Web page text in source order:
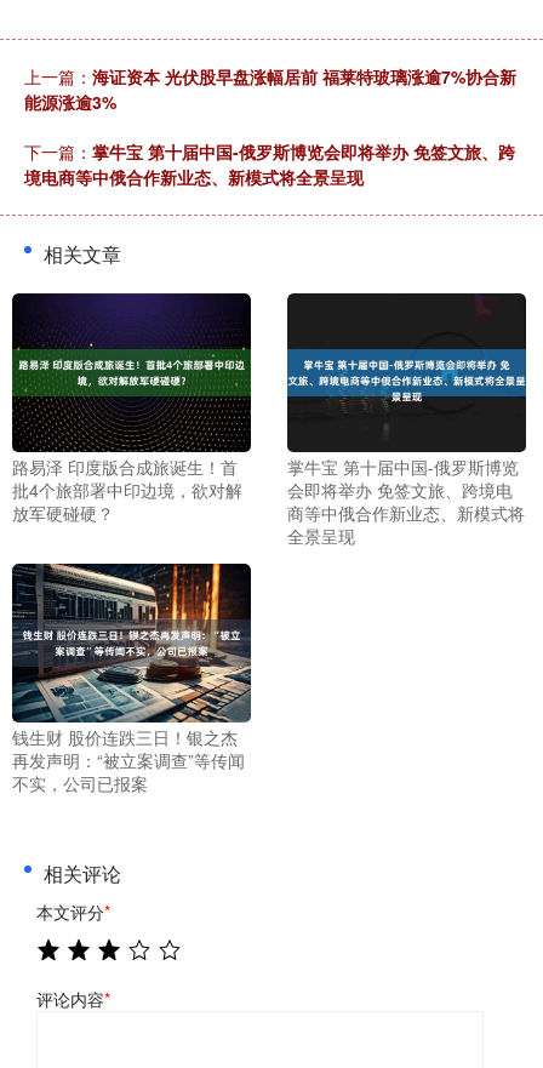
上一篇： 海证资本 光伏股早盘涨幅居前 福莱特玻璃涨逾7%协合新
能源涨逾3%
下一篇： 掌牛宝 第十届中国-俄罗斯博览会即将举办 免签文旅、跨
境电商等中俄合作新业态、新模式将全景呈现
相关文章
路易泽 印度版合成旅诞生！首
批4个旅部署中印边境，欲对解
放军硬碰硬？
掌牛宝 第十届中国-俄罗斯博览
会即将举办 免签文旅、跨境电
商等中俄合作新业态、新模式将
全景呈现
钱生财 股价连跌三日！银之杰
再发声明：“被立案调查”等传闻
不实，公司已报案
相关评论
本文评分*
评论内容*